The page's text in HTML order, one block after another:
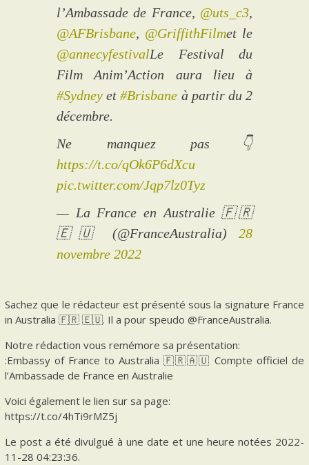
l’Ambassade de France, @uts_c3,
@AFBrisbane, @GriffithFilmet le
@annecyfestivalLe Festival du
Film Anim’Action aura lieu à
#Sydney et#Brisbane à partir du 2
décembre.
Ne manquez pas👇
https://t.co/qOk6P6dXcu
pic.twitter.com/Jqp7lz0Tyz
— La France en Australie 🇫🇷
🇪🇺 (@FranceAustralia) 28
novembre 2022
Sachez que le rédacteur est présenté sous la signature France
in Australia 🇫🇷 🇪🇺. Il a pour speudo @FranceAustralia.
Notre rédaction vous remémore sa présentation:
:Embassy of France to Australia 🇫🇷🇦🇺 Compte officiel de
l’Ambassade de France en Australie
Voici également le lien sur sa page:
https://t.co/4hTi9rMZ5j
Le post a été divulgué à une date et une heure notées 2022-
11-28 04:23:36.